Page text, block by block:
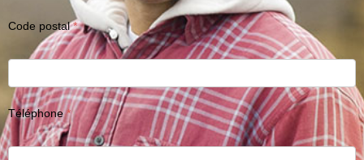
Code postal
Téléphone